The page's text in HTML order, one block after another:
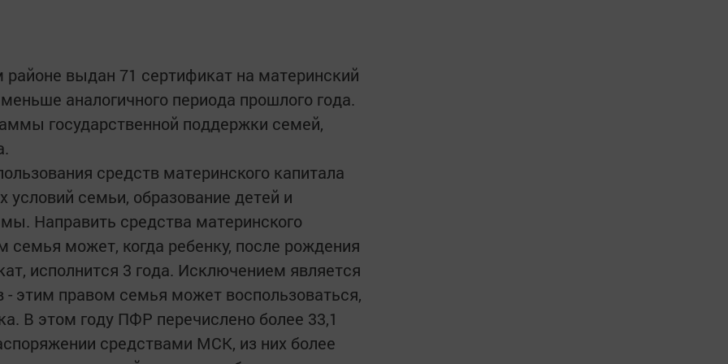
выдан 71 сертификат на материнский
аналогичного периода прошлого года.
государственной поддержки семей,
средств материнского капитала
семьи, образование детей и
Направить средства материнского
семья может, когда ребенку, после рождения
исполнится 3 года. Исключением является
этим правом семья может воспользоваться,
В этом году ПФР перечислено более 33,1
средствами МСК, из них более